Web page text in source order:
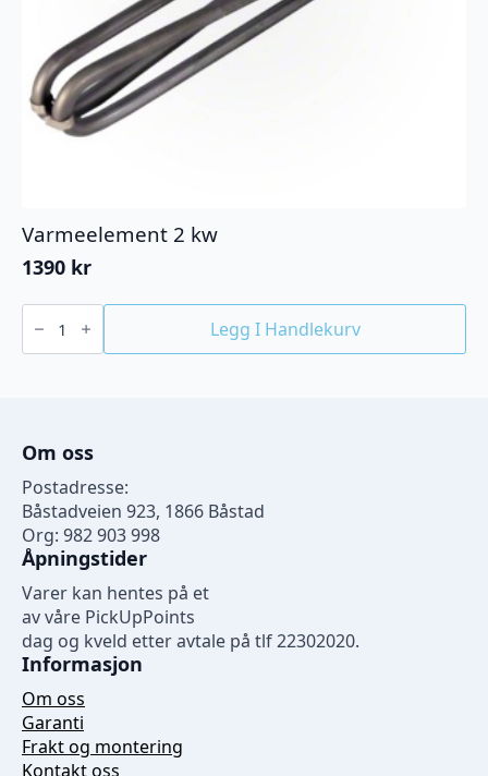
Varmeelement 2 kw
1390 kr
Varmeelement
antall
Legg I Handlekurv
Om oss
Postadresse:
Båstadveien 923, 1866 Båstad
Org: 982 903 998
Åpningstider
Varer kan hentes på et
av våre PickUpPoints
dag og kveld etter avtale på tlf 22302020.
Informasjon
Om oss
Garanti
Frakt og montering
Kontakt oss